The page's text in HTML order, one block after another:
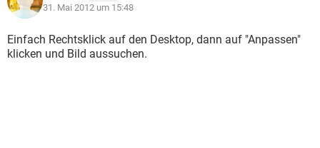
31. Mai 2012 um 15:48
Einfach Rechtsklick auf den Desktop, dann auf "Anpassen"
klicken und Bild aussuchen.